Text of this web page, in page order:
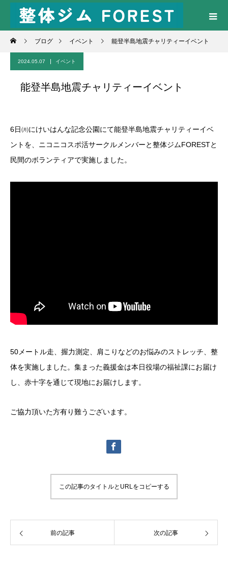
ブログ イベント 能登半島地震チャリティーイベント
2024.05.07 イベント
能登半島地震チャリティーイベント
6日㈪にけいはんな記念公園にて能登半島地震チャリティーイベ
ントを、ニコニコスポ活サークルメンバーと整体ジムFORESTと
民間のボランティアで実施しました。
50メートル走、握力測定、肩こりなどのお悩みのストレッチ、整
体を実施しました。集まった義援金は本日役場の福祉課にお届け
し、赤十字を通じて現地にお届けします。
ご協力頂いた方有り難うございます。
この記事のタイトルとURLをコピーする
前の記事 次の記事